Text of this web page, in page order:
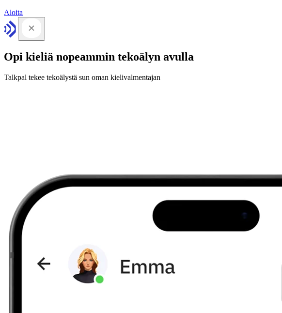
Aloita
Opi kieliä nopeammin tekoälyn avulla
Talkpal tekee tekoälystä sun oman kielivalmentajan